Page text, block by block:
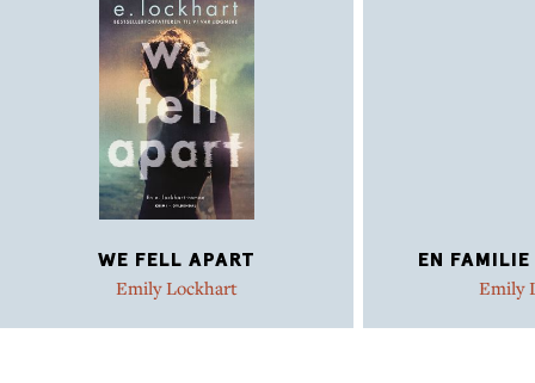
WE FELL APART
Emily Lockhart
EN
Emily